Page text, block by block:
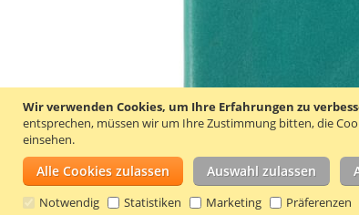
Wir verwenden Cookies, um Ihre Erfahrungen zu
entsprechen, müssen wir um Ihre Zustimmung bitten, die
einsehen.
Alle Cookies zulassen Auswahl zulassen
Notwendig Statistiken Marketing Präferenzen